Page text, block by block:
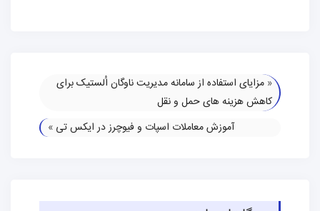
« مزایای استفاده از سامانه مدیریت ناوگان اُلستیک برای
کاهش هزینه ‌های حمل و نقل
آموزش معاملات اسپات و فیوچرز در ایکس تی »